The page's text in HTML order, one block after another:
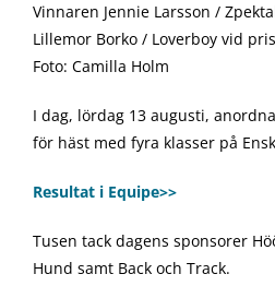
Vinnaren Jennie Larsson /
Lillemor Borko / Loverboy vid
Foto: Camilla Holm
I dag, lördag 13 augusti,
för häst med fyra klasser på
Resultat i Equipe>>
Tusen tack dagens sponsorer
Hund samt Back och Track.